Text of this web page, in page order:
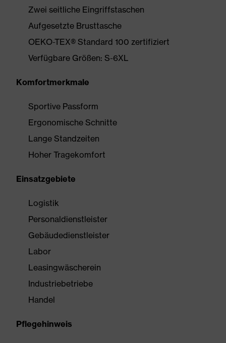
Zwei seitliche Eingriffstaschen
Aufgesetzte Brusttasche
OEKO-TEX® Standard 100 zertifiziert
Verfügbare Größen: S-6XL
Komfortmerkmale
Sportive Passform
Ergonomische Schnitte
Lange Standzeiten
Hoher Tragekomfort
Einsatzgebiete
Logistik
Personaldienstleister
Gebäudedienstleister
Labor
Leasingwäscherein
Industriebetriebe
Handel
Pflegehinweis